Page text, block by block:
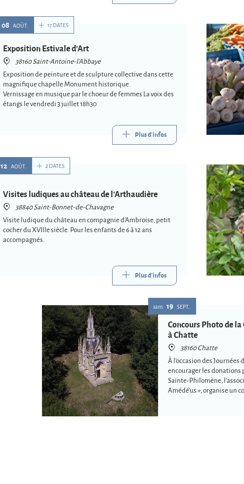
17 DATES
08 AOÛT
Exposition Estivale d'Art
38160 Saint-Antoine-l'Abbaye
Exposition de peinture et de sculpture collective dans cette
magnifique chapelle Monument historique.
Vernissage en musique par le choeur de femmes La voix des
étangs le vendredi 3 juillet 18h30
Plus d'infos
2 DATES
12 AOÛT
Visites ludiques au château de l'Arthaudière
38840 Saint-Bonnet-de-Chavagne
Visite ludique du château en compagnie d'Ambroise, petit
cocher du XVIIIe siècle. Pour les enfants de 6 à 12 ans
accompagnés.
Plus d'infos
sam. 19 SEPT.
Concours Photo de
à Chatte
38160 Chatte
À l'occasion des
encourager les donations
Sainte-Philomène,
Amédé'us », organise un